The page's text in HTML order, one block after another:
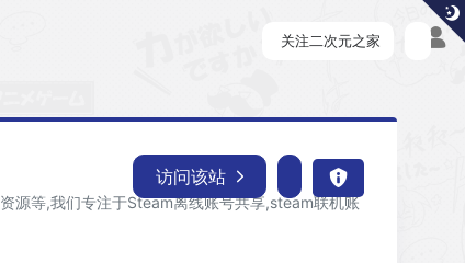
关注二次元之家
源等,我们专注于Steam离线账号共享,steam联机账
访问该站